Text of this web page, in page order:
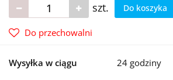
szt. Do koszyka
Do przechowalni
Wysyłka w ciągu 24 godziny